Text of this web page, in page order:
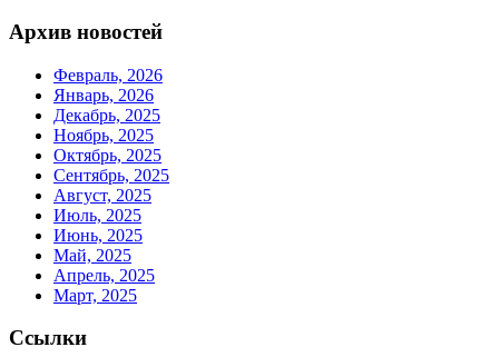
Архив новостей
Февраль, 2026
Январь, 2026
Декабрь, 2025
Ноябрь, 2025
Октябрь, 2025
Сентябрь, 2025
Август, 2025
Июль, 2025
Июнь, 2025
Май, 2025
Апрель, 2025
Март, 2025
Ссылки